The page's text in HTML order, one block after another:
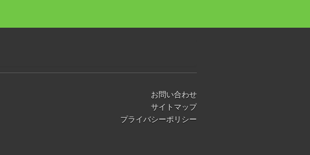
お問い合わせ
サイトマップ
プライバシーポリシー